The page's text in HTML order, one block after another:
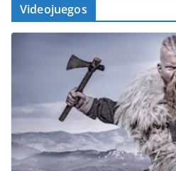
Videojuegos